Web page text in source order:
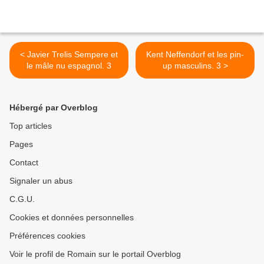
< Javier Trelis Sempere et
le mâle nu espagnol. 3
Kent Neffendorf et les pin-
up masculins. 3 >
Hébergé par Overblog
Top articles
Pages
Contact
Signaler un abus
C.G.U.
Cookies et données personnelles
Préférences cookies
Voir le profil de Romain sur le portail Overblog